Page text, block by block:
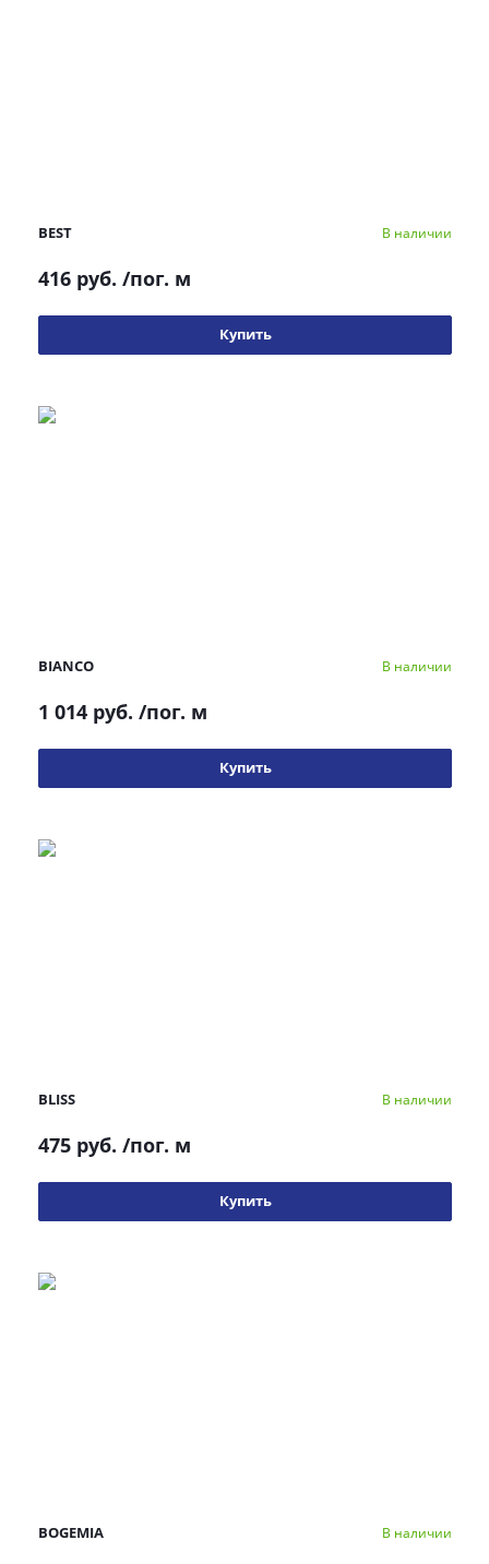
BEST В наличии
416 руб. /пог. м
Купить
BIANCO В наличии
1 014 руб. /пог. м
Купить
BLISS В наличии
475 руб. /пог. м
Купить
BOGEMIA В наличии